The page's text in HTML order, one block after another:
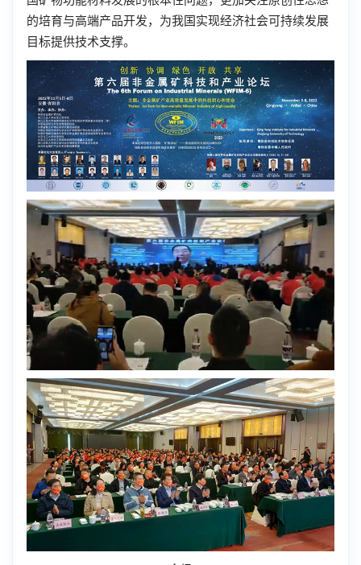
的培育与高端产品开发，为我国实现经济社会可持续发展
目标提供技术支撑。